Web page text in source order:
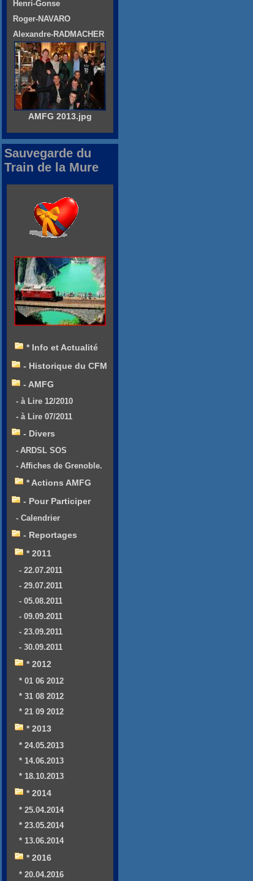
Henri-Gonse
Roger-NAVARO
Alexandre-RADMACHER
AMFG 2013.jpg
Sauvegarde du
Train de la Mure
* Info et Actualité
- Historique du CFM
- AMFG
- à Lire 12/2010
- à Lire 07/2011
- Divers
- ARDSL SOS
- Affiches de Grenoble.
* Actions AMFG
- Pour Participer
- Calendrier
- Reportages
* 2011
- 22.07.2011
- 29.07.2011
- 05.08.2011
- 09.09.2011
- 23.09.2011
- 30.09.2011
* 2012
* 01 06 2012
* 31 08 2012
* 21 09 2012
* 2013
* 24.05.2013
* 14.06.2013
* 18.10.2013
* 2014
* 25.04.2014
* 23.05.2014
* 13.06.2014
* 2016
* 20.04.2016